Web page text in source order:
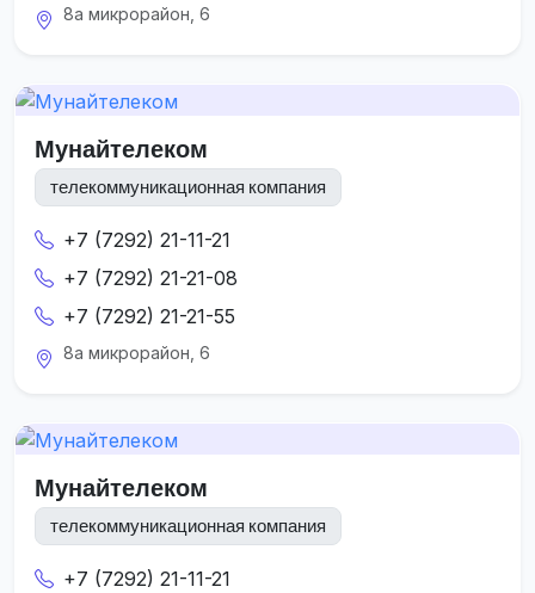
8а микрорайон, 6
Мунайтелеком
телекоммуникационная компания
+7 (7292) 21-11-21
+7 (7292) 21-21-08
+7 (7292) 21-21-55
8а микрорайон, 6
Мунайтелеком
телекоммуникационная компания
+7 (7292) 21-11-21